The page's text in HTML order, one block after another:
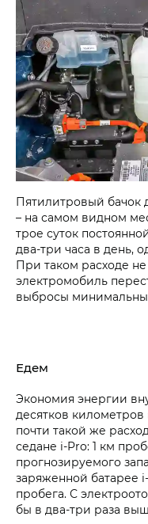
Пятилитровый бачок
– на самом видном
трое суток
два-три часа в день,
При таком расходе не
электромобиль
выбросы
Едем
Экономия энергии
десятков
почти такой же
седане i‑Pro: 1 км
прогнозируемого
заряженной батарее
пробега. С
бы в два-три раза